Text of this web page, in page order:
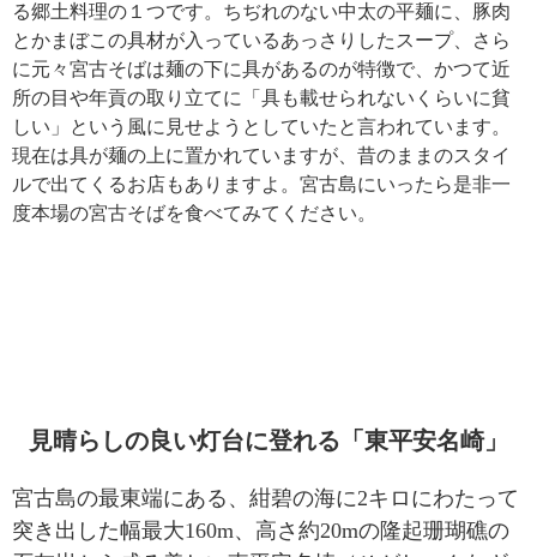
る郷土料理の１つです。ちぢれのない中太の平麺に、豚肉
とかまぼこの具材が入っているあっさりしたスープ、さら
に元々宮古そばは麺の下に具があるのが特徴で、かつて近
所の目や年貢の取り立てに「具も載せられないくらいに貧
しい」という風に見せようとしていたと言われています。
現在は具が麺の上に置かれていますが、昔のままのスタイ
ルで出てくるお店もありますよ。宮古島にいったら是非一
度本場の宮古そばを食べてみてください。
見晴らしの良い灯台に登れる「東平安名崎」
宮古島の最東端にある、紺碧の海に2キロにわたって
突き出した幅最大160m、高さ約20mの隆起珊瑚礁の